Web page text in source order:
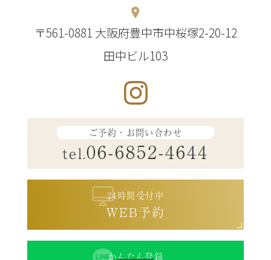
〒561-0881 大阪府豊中市中桜塚2-20-12
田中ビル103
ご予約・お問い合わせ
tel.06-6852-4644
24時間受付中
WEB予約
かんたん登録